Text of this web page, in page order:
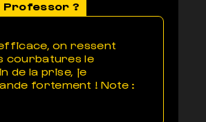
Professor ?
on ressent
courbatures le
de la prise, je
fortement ! Note :